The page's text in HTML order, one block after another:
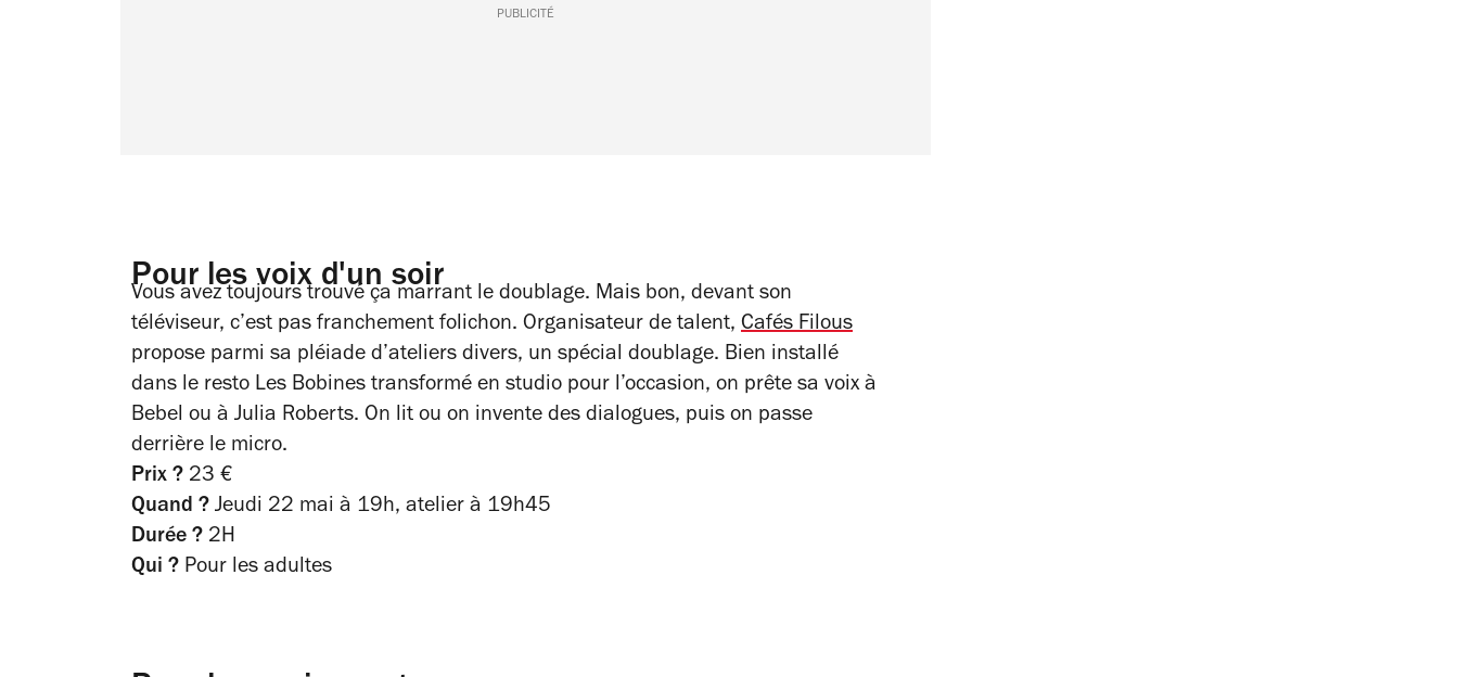
PUBLICITÉ
Pour les voix d'un soir
Vous avez toujours trouvé ça marrant le doublage. Mais bon, devant son
téléviseur, c’est pas franchement folichon. Organisateur de talent, Cafés Filous
propose parmi sa pléiade d’ateliers divers, un spécial doublage. Bien installé
dans le resto Les Bobines transformé en studio pour l’occasion, on prête sa voix à
Bebel ou à Julia Roberts. On lit ou on invente des dialogues, puis on passe
derrière le micro.
Prix ? 23 €
Quand ? Jeudi 22 mai à 19h, atelier à 19h45
Durée ? 2H
Qui ? Pour les adultes